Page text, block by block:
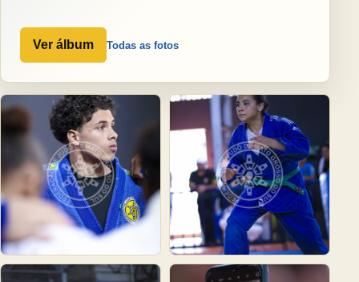
Ver álbum Todas as fotos